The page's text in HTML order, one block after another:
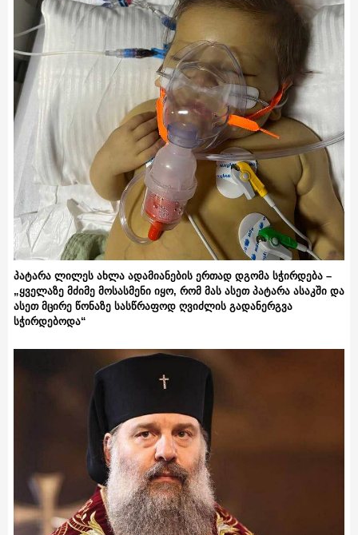
პატარა ლილეს ახლა ადამიანების ერთად დგომა სჭირდება –
„ყველაზე მძიმე მოსასმენი იყო, რომ მას ასეთ პატარა ასაკში და
ასეთ მცირე წონაზე სასწრაფოდ ღვიძლის გადანერგვა
სჭირდებოდა“